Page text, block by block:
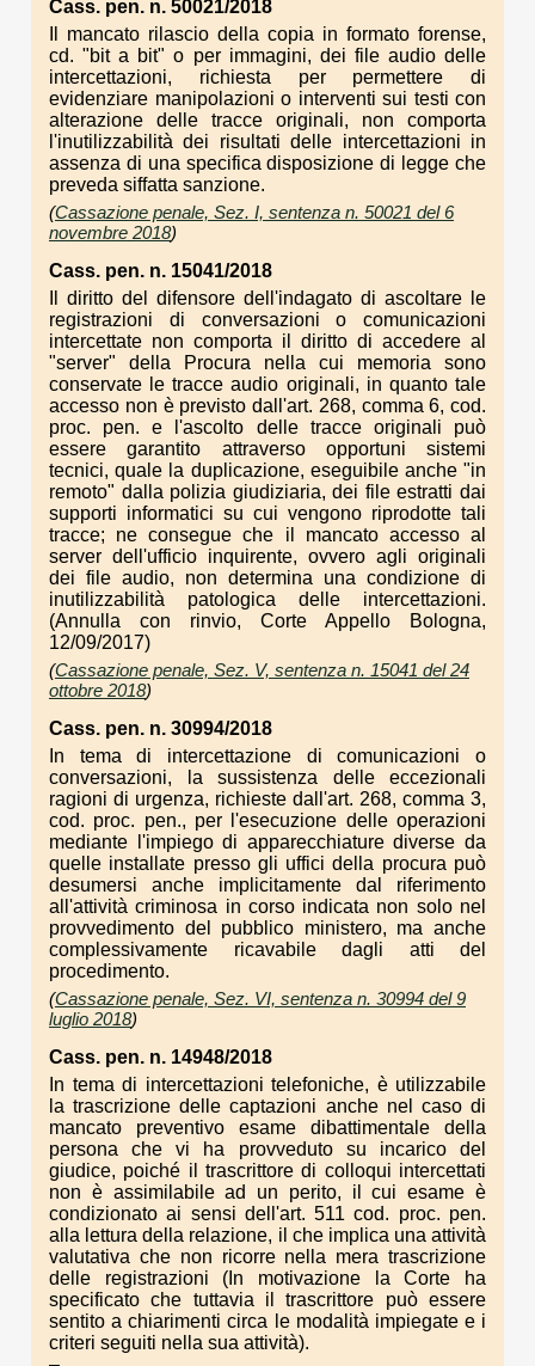
Cass. pen. n. 50021/2018
Il mancato rilascio della copia in formato forense,
cd. "bit a bit" o per immagini, dei file audio delle
intercettazioni, richiesta per permettere di
evidenziare manipolazioni o interventi sui testi con
alterazione delle tracce originali, non comporta
l'inutilizzabilità dei risultati delle intercettazioni in
assenza di una specifica disposizione di legge che
preveda siffatta sanzione.
(Cassazione penale, Sez. I, sentenza n. 50021 del 6
novembre 2018)
Cass. pen. n. 15041/2018
Il diritto del difensore dell'indagato di ascoltare le
registrazioni di conversazioni o comunicazioni
intercettate non comporta il diritto di accedere al
"server" della Procura nella cui memoria sono
conservate le tracce audio originali, in quanto tale
accesso non è previsto dall'art. 268, comma 6, cod.
proc. pen. e l'ascolto delle tracce originali può
essere garantito attraverso opportuni sistemi
tecnici, quale la duplicazione, eseguibile anche "in
remoto" dalla polizia giudiziaria, dei file estratti dai
supporti informatici su cui vengono riprodotte tali
tracce; ne consegue che il mancato accesso al
server dell'ufficio inquirente, ovvero agli originali
dei file audio, non determina una condizione di
inutilizzabilità patologica delle intercettazioni.
(Annulla con rinvio, Corte Appello Bologna,
12/09/2017)
(Cassazione penale, Sez. V, sentenza n. 15041 del 24
ottobre 2018)
Cass. pen. n. 30994/2018
In tema di intercettazione di comunicazioni o
conversazioni, la sussistenza delle eccezionali
ragioni di urgenza, richieste dall'art. 268, comma 3,
cod. proc. pen., per l'esecuzione delle operazioni
mediante l'impiego di apparecchiature diverse da
quelle installate presso gli uffici della procura può
desumersi anche implicitamente dal riferimento
all'attività criminosa in corso indicata non solo nel
provvedimento del pubblico ministero, ma anche
complessivamente ricavabile dagli atti del
procedimento.
(Cassazione penale, Sez. VI, sentenza n. 30994 del 9
luglio 2018)
Cass. pen. n. 14948/2018
In tema di intercettazioni telefoniche, è utilizzabile
la trascrizione delle captazioni anche nel caso di
mancato preventivo esame dibattimentale della
persona che vi ha provveduto su incarico del
giudice, poiché il trascrittore di colloqui intercettati
non è assimilabile ad un perito, il cui esame è
condizionato ai sensi dell'art. 511 cod. proc. pen.
alla lettura della relazione, il che implica una attività
valutativa che non ricorre nella mera trascrizione
delle registrazioni (In motivazione la Corte ha
specificato che tuttavia il trascrittore può essere
sentito a chiarimenti circa le modalità impiegate e i
criteri seguiti nella sua attività).